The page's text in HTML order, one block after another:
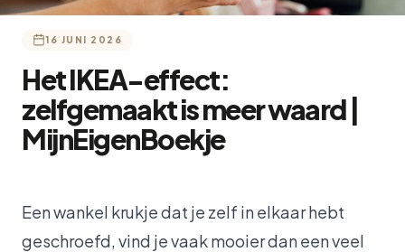
16 JUNI 2026
Het IKEA-effect:
zelfgemaakt is meer waard |
MijnEigenBoekje
Een wankel krukje dat je zelf in elkaar hebt
geschroefd, vind je vaak mooier dan een veel